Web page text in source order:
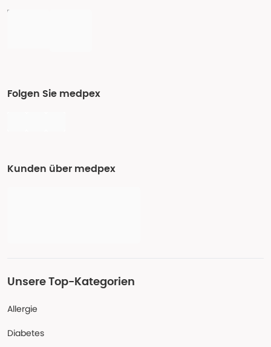
Folgen Sie medpex
Kunden über medpex
Unsere Top-Kategorien
Allergie
Diabetes